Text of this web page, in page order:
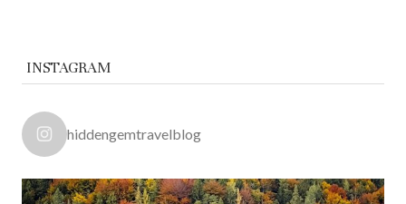
INSTAGRAM
hiddengemtravelblog